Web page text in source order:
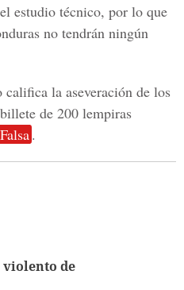
estudio técnico, por lo que
no tendrán ningún
la aseveración de los
de 200 lempiras
Falsa.
violento de